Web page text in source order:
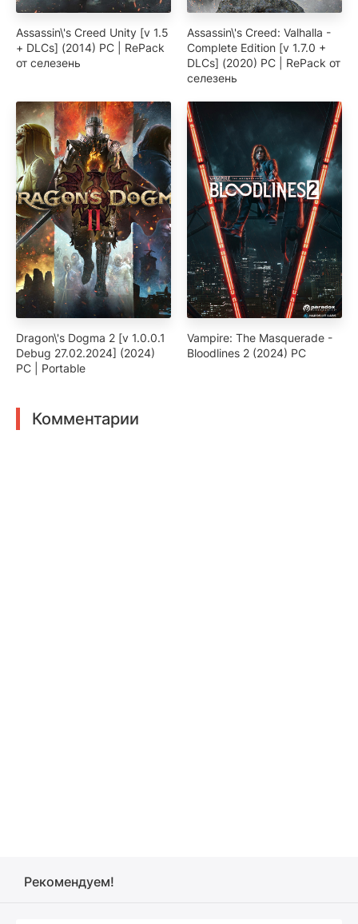
Assassin\'s Creed Unity [v 1.5
+ DLCs] (2014) PC | RePack
от селезень
Assassin\'s Creed: Valhalla -
Complete Edition [v 1.7.0 +
DLCs] (2020) PC | RePack от
селезень
Dragon\'s Dogma 2 [v 1.0.0.1
Debug 27.02.2024] (2024)
PC | Portable
Vampire: The Masquerade -
Bloodlines 2 (2024) PC
Комментарии
Рекомендуем!